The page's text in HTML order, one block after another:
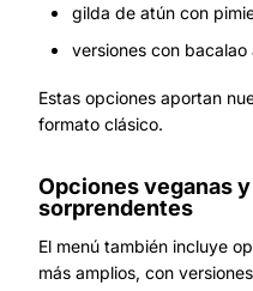
gilda de atún con
versiones con bacalao
Estas opciones aportan
formato clásico.
Opciones veganas
sorprendentes
El menú también incluye
más amplios, con